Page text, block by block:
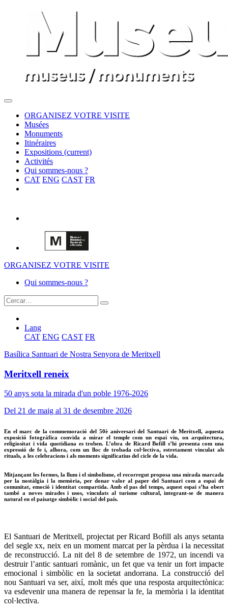
ORGANISEZ VOTRE VISITE
Musées
Monuments
Itinéraires
Expositions (current)
Activités
Qui sommes-nous ?
CAT ENG CAST FR
ORGANISEZ VOTRE VISITE
Qui sommes-nous ?
Lang
CAT ENG CAST FR
Basílica Santuari de Nostra Senyora de Meritxell
Meritxell reneix
50 anys sota la mirada d'un poble 1976-2026
Del 21 de maig al 31 de desembre 2026
En el marc de la commemoració del 50è aniversari del Santuari de Meritxell, aquesta
exposició fotogràfica convida a mirar el temple com un espai viu, on arquitectura,
religiositat i vida quotidiana es troben. L’obra de Ricard Bofill s’hi presenta com una
expressió de fe i, alhora, com un lloc de trobada col·lectiva, estretament vinculat als
rituals, a les celebracions i als moments significatius del cicle de la vida.
Mitjançant les formes, la llum i el simbolisme, el recorregut proposa una mirada marcada
per la nostàlgia i la memòria, per donar valor al paper del Santuari com a espai de
comunitat, emoció i identitat compartida. Amb el pas del temps, aquest espai s’ha obert
també a noves mirades i usos, vinculats al turisme cultural, integrant-se de manera
natural en el paisatge simbòlic i social del país.
El Santuari de Meritxell, projectat per Ricard Bofill als anys setanta
del segle xx, neix en un moment marcat per la pèrdua i la necessitat
de reconstrucció. La nit del 8 de setembre de 1972, un incendi va
destruir l’antic santuari romànic, un fet que va tenir un fort impacte
emocional i simbòlic en la societat andorrana. La construcció del
nou Santuari va ser, així, molt més que una resposta arquitectònica:
va esdevenir una manera de repensar la fe, la memòria i la identitat
col·lectiva.